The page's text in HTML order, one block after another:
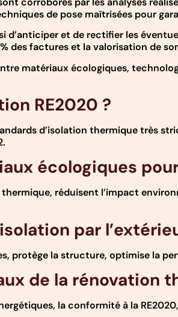
de pose maîtrisées pour
et de rectifier les
des factures et la valorisation de
matériaux écologiques,
RE2020 ?
d’isolation thermique très
écologiques
réduisent l’impact
par
protège la structure, optimise la
de la rénovation
la conformité à la